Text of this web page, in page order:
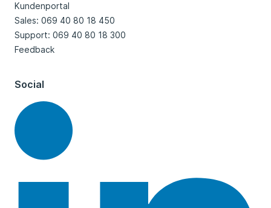
Kundenportal
Sales: 069 40 80 18 450
Support: 069 40 80 18 300
Feedback
Social